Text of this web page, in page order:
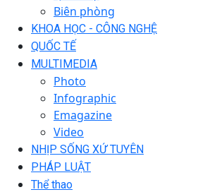
Biên phòng
KHOA HỌC - CÔNG NGHỆ
QUỐC TẾ
MULTIMEDIA
Photo
Infographic
Emagazine
Video
NHỊP SỐNG XỨ TUYÊN
PHÁP LUẬT
Thể thao